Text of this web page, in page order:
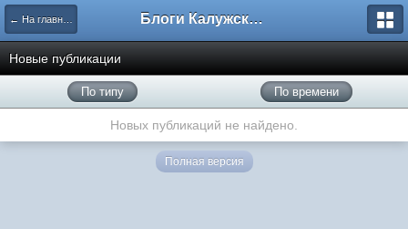
← На главную Блоги Калужского перекрестка
Новые публикации
По типу По времени
Новых публикаций не найдено.
Полная версия